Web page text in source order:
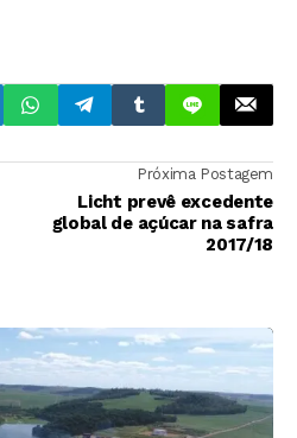
Próxima Postagem
Licht prevê excedente
global de açúcar na safra
2017/18